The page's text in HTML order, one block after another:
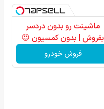
ماشینت رو بدون دردسر
بفروش | بدون کمسیون 😍
فروش خودرو